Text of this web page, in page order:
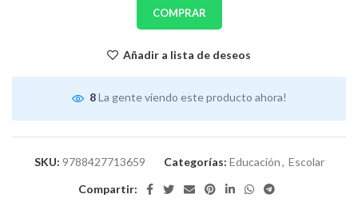
COMPRAR
Añadir a lista de deseos
8 La gente viendo este producto ahora!
SKU: 9788427713659 Categorías: Educación, Escolar
Compartir: